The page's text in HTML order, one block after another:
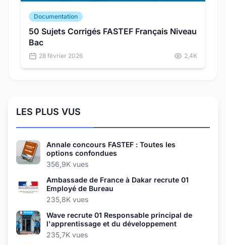
Documentation
50 Sujets Corrigés FASTEF Français Niveau
Bac
28 février 2026 2,4K
LES PLUS VUS
Annale concours FASTEF : Toutes les
options confondues
356,9K vues
Ambassade de France à Dakar recrute 01
Employé de Bureau
235,8K vues
Wave recrute 01 Responsable principal de
l'apprentissage et du développement
235,7K vues